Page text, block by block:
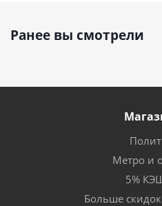
Ранее вы смотрели
Метро и
5%
Больше